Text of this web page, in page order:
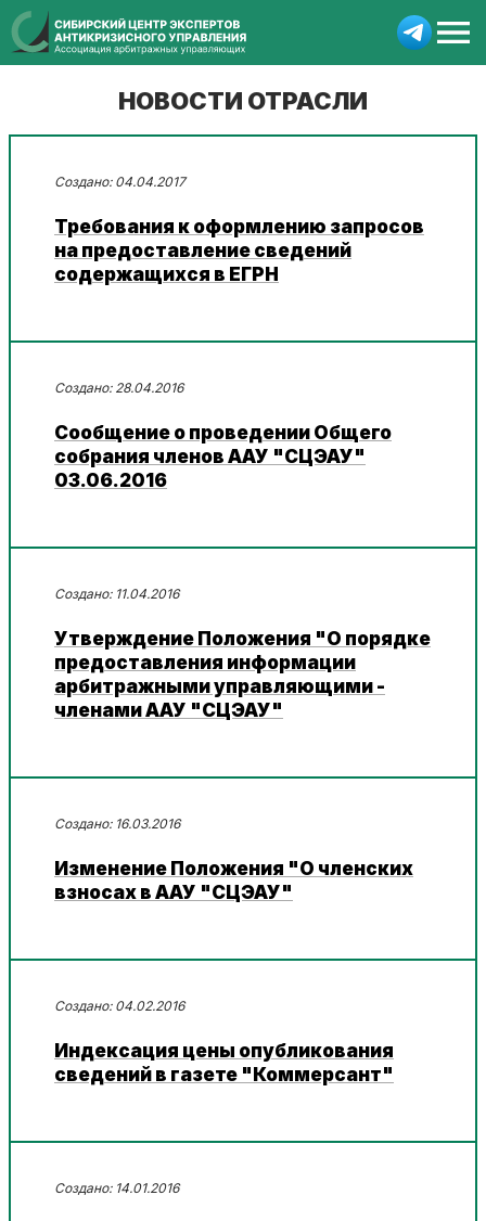
НОВОСТИ ОТРАСЛИ
04.04.2017
Требования к оформлению запросов
на предоставление сведений
содержащихся в ЕГРН
28.04.2016
Сообщение о проведении Общего
собрания членов ААУ "СЦЭАУ"
03.06.2016
11.04.2016
Утверждение Положения "О порядке
предоставления информации
арбитражными управляющими -
членами ААУ "СЦЭАУ"
16.03.2016
Изменение Положения "О членских
взносах в ААУ "СЦЭАУ"
04.02.2016
Индексация цены опубликования
сведений в газете "Коммерсант"
14.01.2016